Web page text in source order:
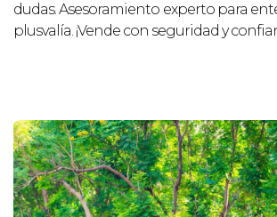
dudas. Asesoramiento experto para
plusvalía. ¡Vende con seguridad y